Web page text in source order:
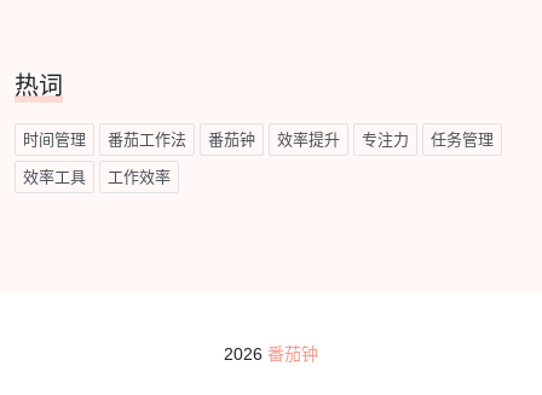
热词
时间管理 番茄工作法 番茄钟 效率提升 专注力 任务管理
效率工具 工作效率
2026 番茄钟